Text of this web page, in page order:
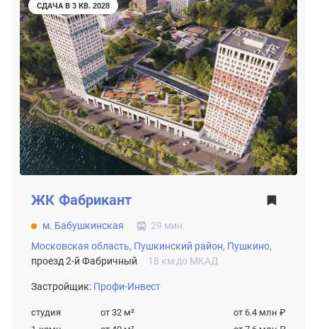
СДАЧА В 3 КВ. 2028
ЖК Фабрикант
м. Бабушкинская
29 мин.
Московская область, Пушкинский район, Пушкино,
проезд 2-й Фабричный
18 км до МКАД
Застройщик: Профи-Инвест
студия от 32 м²
от 6.4 млн ₽